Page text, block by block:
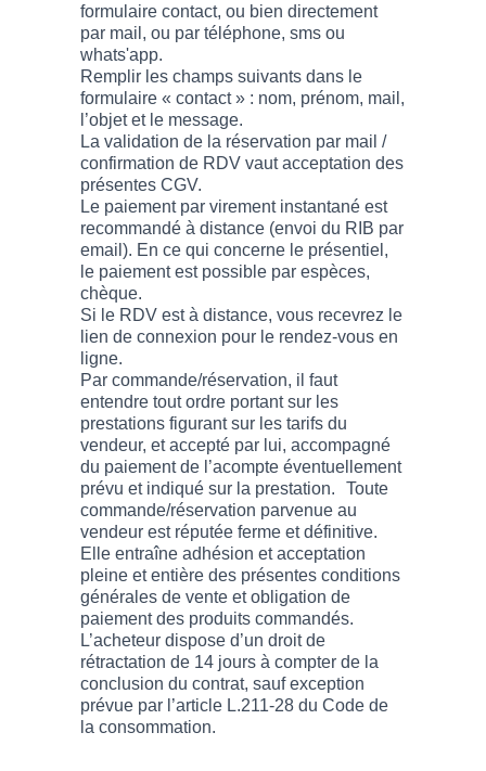
formulaire contact, ou bien directement
par mail, ou par téléphone, sms ou
whats'app.
Remplir les champs suivants dans le
formulaire « contact » : nom, prénom, mail,
l’objet et le message.
La validation de la réservation par mail /
confirmation de RDV vaut acceptation des
présentes CGV.
Le paiement par virement instantané est
recommandé à distance (envoi du RIB par
email). En ce qui concerne le présentiel,
le paiement est possible par espèces,
chèque.
Si le RDV est à distance, vous recevrez le
lien de connexion pour le rendez-vous en
ligne.
Par commande/réservation, il faut
entendre tout ordre portant sur les
prestations figurant sur les tarifs du
vendeur, et accepté par lui, accompagné
du paiement de l’acompte éventuellement
prévu et indiqué sur la prestation. Toute
commande/réservation parvenue au
vendeur est réputée ferme et définitive.
Elle entraîne adhésion et acceptation
pleine et entière des présentes conditions
générales de vente et obligation de
paiement des produits commandés.
L’acheteur dispose d’un droit de
rétractation de 14 jours à compter de la
conclusion du contrat, sauf exception
prévue par l’article L.211-28 du Code de
la consommation.